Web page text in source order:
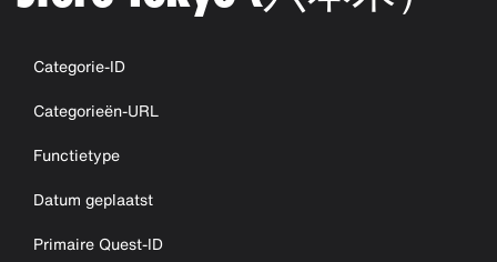
Categorie-ID
Categorieën-URL
Functietype
Datum geplaatst
Primaire Quest-ID